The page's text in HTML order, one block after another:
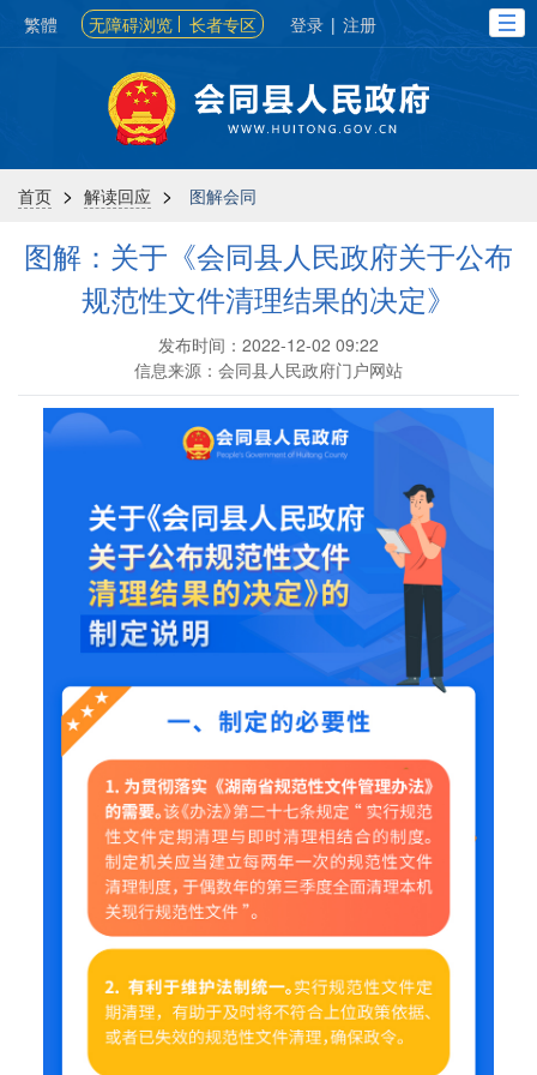
繁體 无障碍浏览 长者专区 登录 | 注册
首页 > 解读回应 > 图解会同
图解：关于《会同县人民政府关于公布
规范性文件清理结果的决定》
发布时间：2022-12-02 09:22
信息来源：会同县人民政府门户网站